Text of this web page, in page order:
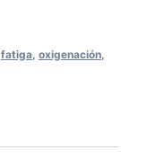
fatiga, oxigenación,